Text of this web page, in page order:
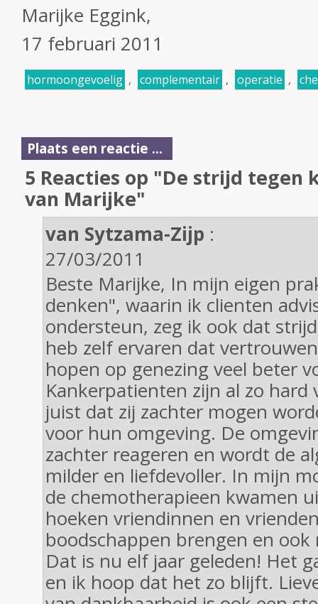
Marijke Eggink,
17 februari 2011
hormoongevoelig , complementair , operatie ,
Plaats een reactie ...
5 Reacties op "De strijd tegen
van Marijke"
van Sytzama-Zijp :
27/03/2011
Beste Marijke, In mijn eigen
denken", waarin ik clienten
ondersteun, zeg ik ook dat
heb zelf ervaren dat
hopen op genezing veel beter
Kankerpatienten zijn al zo hard
juist dat zij zachter mogen
voor hun omgeving. De
zachter reageren en wordt de
milder en liefdevoller. In mijn
de chemotherapieen kwamen
hoeken vriendinnen en
boodschappen brengen en
Dat is nu elf jaar geleden! Het
en ik hoop dat het zo blijft.